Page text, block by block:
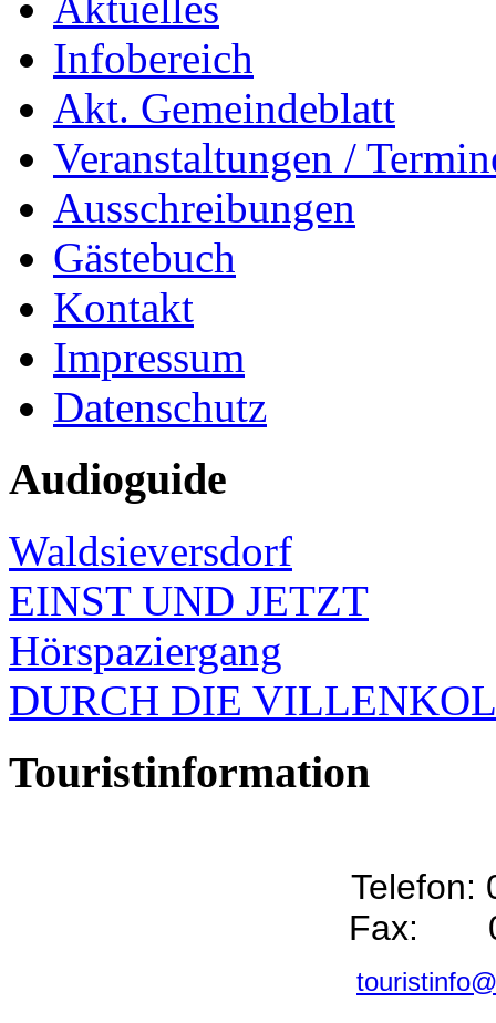
Infobereich
Akt. Gemeindeblatt
Veranstaltungen /
Ausschreibungen
Gästebuch
Kontakt
Impressum
Datenschutz
Audioguide
Waldsieversdorf
EINST UND JETZT
Hörspaziergang
DURCH DIE
Touristinformation
Telefon:
Fax: